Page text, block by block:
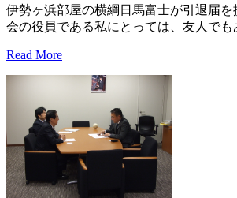
伊勢ヶ浜部屋の横綱日馬富士が引退届を
会の役員である私にとっては、友人でも
Read More